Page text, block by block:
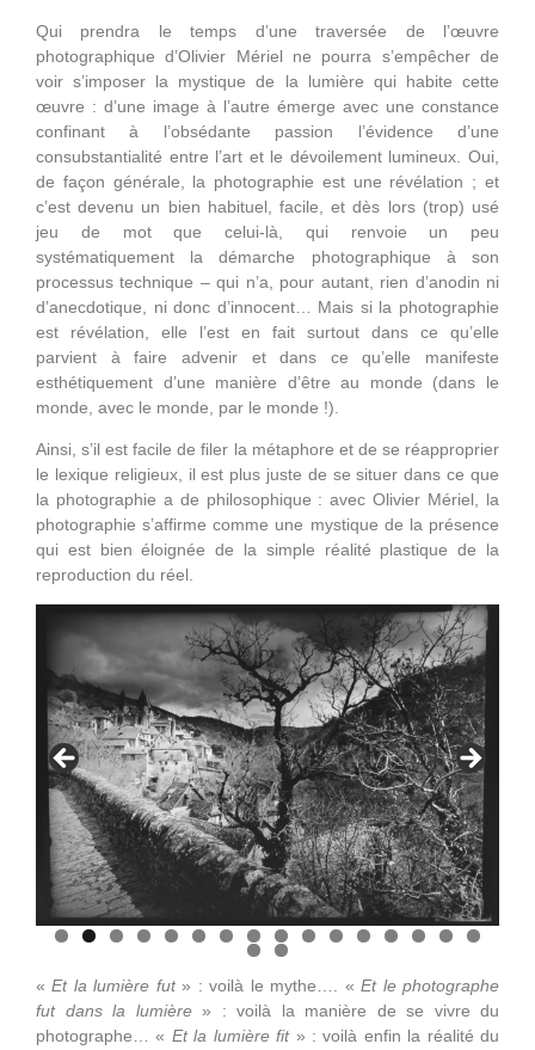
Qui prendra le temps d’une traversée de l’œuvre
photographique d’Olivier Mériel ne pourra s’empêcher de
voir s’imposer la mystique de la lumière qui habite cette
œuvre : d’une image à l’autre émerge avec une constance
confinant à l’obsédante passion l’évidence d’une
consubstantialité entre l’art et le dévoilement lumineux. Oui,
de façon générale, la photographie est une révélation ; et
c’est devenu un bien habituel, facile, et dès lors (trop) usé
jeu de mot que celui-là, qui renvoie un peu
systématiquement la démarche photographique à son
processus technique – qui n’a, pour autant, rien d’anodin ni
d’anecdotique, ni donc d’innocent… Mais si la photographie
est révélation, elle l’est en fait surtout dans ce qu’elle
parvient à faire advenir et dans ce qu’elle manifeste
esthétiquement d’une manière d’être au monde (dans le
monde, avec le monde, par le monde !).
Ainsi, s’il est facile de filer la métaphore et de se réapproprier
le lexique religieux, il est plus juste de se situer dans ce que
la photographie a de philosophique : avec Olivier Mériel, la
photographie s’affirme comme une mystique de la présence
qui est bien éloignée de la simple réalité plastique de la
reproduction du réel.
«Et la lumière fut» : voilà le mythe…. «Et le photographe
fut dans la lumière» : voilà la manière de se vivre du
photographe… « Et la lumière fit » : voilà enfin la réalité du